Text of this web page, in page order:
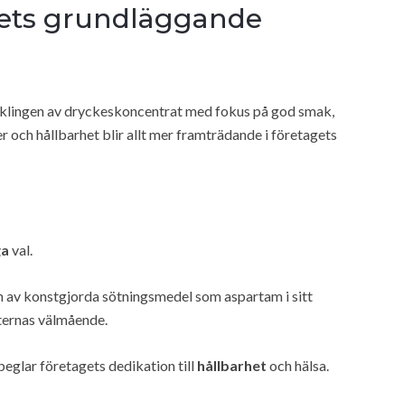
grundläggande
av dryckeskoncentrat med fokus på god smak,
och hållbarhet blir allt mer framträdande i företagets
val.
konstgjorda sötningsmedel som aspartam i sitt
välmående.
företagets dedikation till hållbarhet och hälsa.